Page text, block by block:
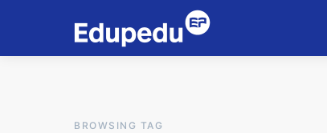
BROWSING TAG